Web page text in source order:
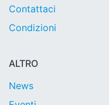
Contattaci
Condizioni
ALTRO
News